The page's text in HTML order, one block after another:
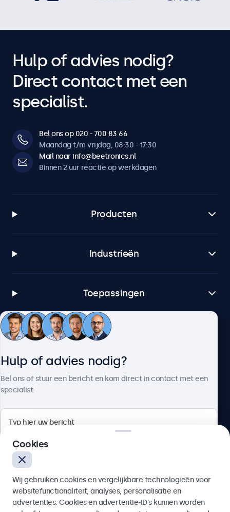
Hulp of advies nodig?
Direct contact met een
specialist.
Bel ons op 020 - 700 83 66
Maandag t/m vrijdag, 08:30 - 17:30
Mail naar info@beetronics.nl
Binnen 2 uur reactie op werkdagen
Producten
Industrieën
Toepassingen
Klantenservice
4.8/5 door 5000+ bedrijven
Nederlands
Hulp of advies nodig?
Bel ons of stuur een bericht en kom direct in contact met een
specialist.
Cookies
Wij gebruiken cookies en vergelijkbare technologieën voor
websitefunctionaliteit, analyses, personalisatie en
advertenties. Cookies en advertentie-ID’s kunnen worden